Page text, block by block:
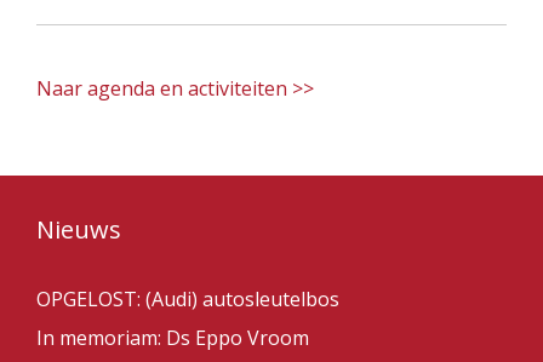
Naar agenda en activiteiten >>
Nieuws
OPGELOST: (Audi) autosleutelbos
In memoriam: Ds Eppo Vroom